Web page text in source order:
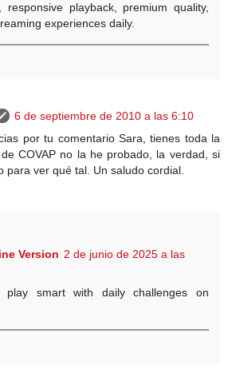
responsive playback, premium quality,
experiences daily.
6 de septiembre de 2010 a las 6:10
por tu comentario Sara, tienes toda la
COVAP no la he probado, la verdad, si
para ver qué tal. Un saludo cordial.
Version 2 de junio de 2025 a las
smart with daily challenges on